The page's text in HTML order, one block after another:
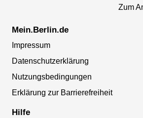
Zum
Mein.Berlin.de
Impressum
Datenschutzerklärung
Nutzungsbedingungen
Erklärung zur Barrierefreiheit
Hilfe